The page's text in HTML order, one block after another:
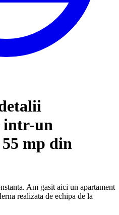
intr-un
mp din
Am gasit aici un apartament
realizata de echipa de la